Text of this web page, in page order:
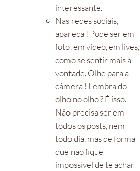
interessante.
Nas redes sociais,
apareça ! Pode ser em
foto, em vídeo, em lives,
como se sentir mais à
vontade. Olhe para a
câmera ! Lembra do
olho no olho ? É isso.
Não precisa ser em
todos os posts, nem
todo dia, mas de forma
que não fique
impossível de te achar